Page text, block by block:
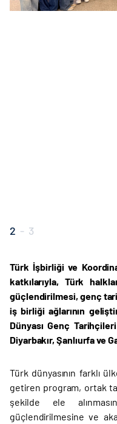
2 - 3
Türk İşbirliği ve
katkılarıyla, Türk
güçlendirilmesi, genç
iş birliği ağlarının
Dünyası Genç
Diyarbakır, Şanlıurfa ve
Türk dünyasının farklı
getiren program, ortak
şekilde ele
güçlendirilmesine ve